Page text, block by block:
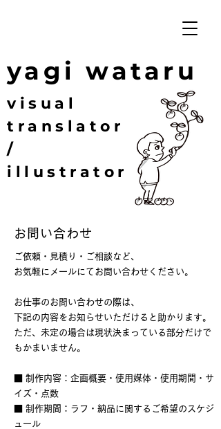
yagi wataru
visual
translator
/
illustrator
お問い合わせ
ご依頼・見積り・ご相談など、
お気軽にメールにてお問い合わせください。
お仕事のお問い合わせの際は、
下記の内容をお知らせいただけると助かります。
ただ、未定の場合は現状決まっている部分だけで
もかまいません。
■ 制作内容：企画概要・使用媒体・使用期間・サ
イズ・点数
■ 制作期間：ラフ・納品に関するご希望のスケジ
ュール